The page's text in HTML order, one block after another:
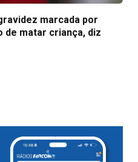
marcada por
de matar criança, diz